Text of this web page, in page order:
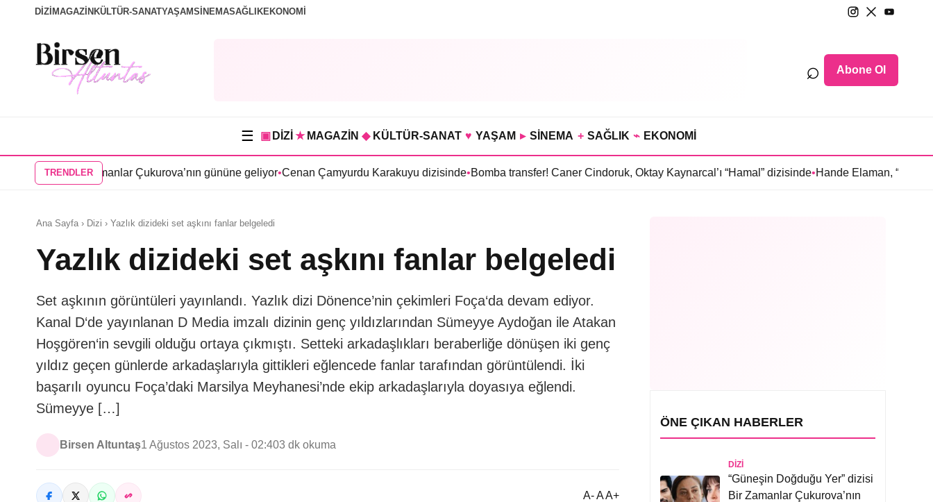
DİZİ MAGAZİN KÜLTÜR-SANATYAŞAMSİNEMASAĞLIKEKONOMİ
⌕ Abone Ol
☰ ▣ DİZİ ★ MAGAZİN ◆ KÜLTÜR-SANAT ♥ YAŞAM ▸ SİNEMA + SAĞLIK ⌁ EKONOMİ
TRENDLER
Bir Zamanlar Çukurova’nın gününe geliyor•Cenan Çamyurdu Karakuyu dizisinde•Bomba transfer! Caner Cindoruk, Oktay Kaynarcal’ı “Hamal” dizisinde •Hande Elaman, “Tutsak Sevda”
Ana Sayfa › Dizi › Yazlık dizideki set aşkını fanlar belgeledi
Yazlık dizideki set aşkını fanlar belgeledi
Set aşkının görüntüleri yayınlandı. Yazlık dizi Dönence’nin çekimleri Foça‘da devam ediyor.
Kanal D‘de yayınlanan D Media imzalı dizinin genç yıldızlarından Sümeyye Aydoğan ile Atakan
Hoşgören‘in sevgili olduğu ortaya çıkmıştı. Setteki arkadaşlıkları beraberliğe dönüşen iki genç
yıldız geçen günlerde arkadaşlarıyla gittikleri eğlencede fanlar tarafından görüntülendi. İki
başarılı oyuncu Foça’daki Marsilya Meyhanesi’nde ekip arkadaşlarıyla doyasıya eğlendi.
Sümeyye […]
Birsen Altuntaş1 Ağustos 2023, Salı - 02:403 dk okuma
A- A A+
ÖNE ÇIKAN HABERLER
DIZI
“Güneşin Doğduğu Yer” dizisi
Bir Zamanlar Çukurova’nın